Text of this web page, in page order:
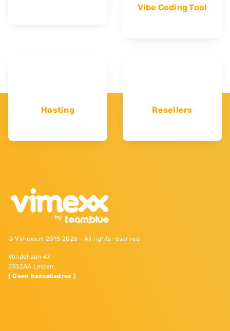
Vibe Coding Tool
Hosting Resellers
© Vimexx.nl 2015‐2026 - All rights reserved
Vondellaan 47,
2332AA Leiden
( Geen bezoekadres )